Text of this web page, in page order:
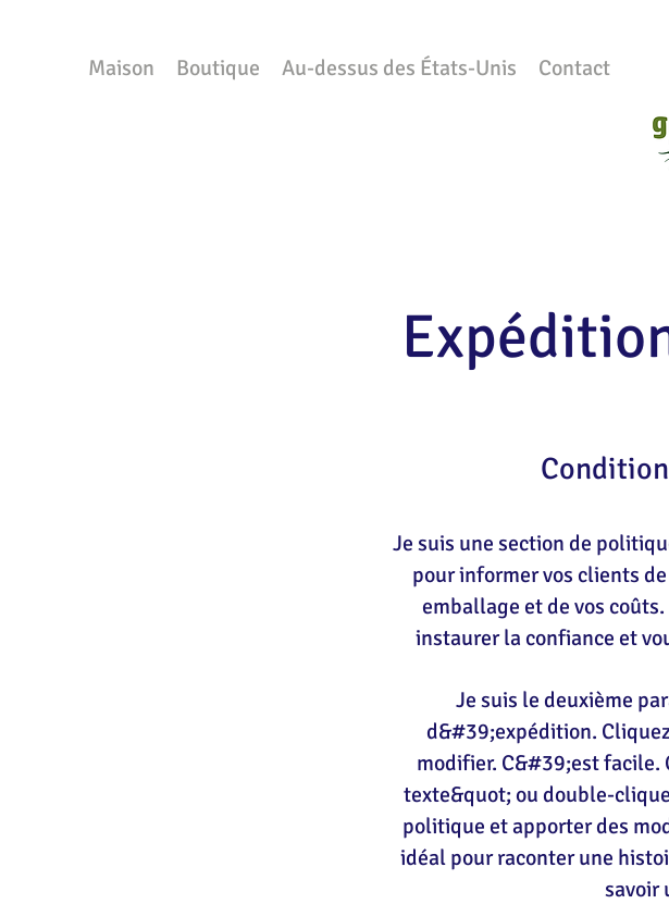
Maison Boutique Au-dessus des États-Unis Contact
Je suis une section de
pour informer vos clients
emballage et de vos
instaurer la confiance et
Je suis le deuxième
d&#39;expédition.
modifier. C&#39;est
texte&quot; ou double-
politique et apporter des
idéal pour raconter une
savoir